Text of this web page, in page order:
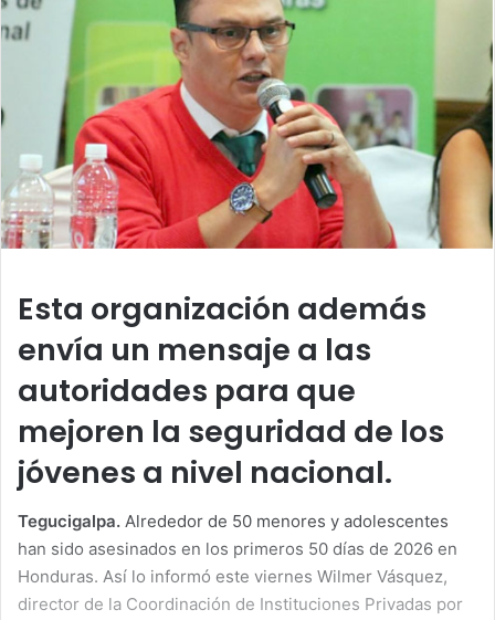
Esta organización además
envía un mensaje a las
autoridades para que
mejoren la seguridad de los
jóvenes a nivel nacional.
Tegucigalpa. Alrededor de 50 menores y adolescentes
han sido asesinados en los primeros 50 días de 2026 en
Honduras. Así lo informó este viernes Wilmer Vásquez,
director de la Coordinación de Instituciones Privadas por